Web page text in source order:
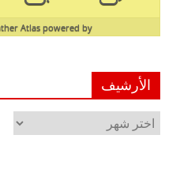
powered by
Atlas
الأرشيف
الأرشيف